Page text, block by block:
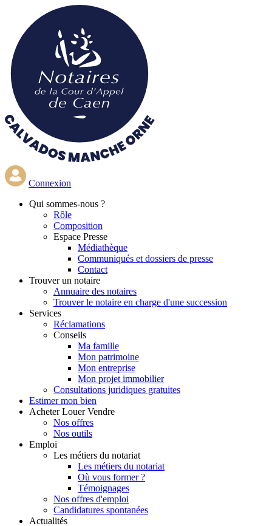
contenu
principal
Connexion
Qui sommes-nous ?
Rôle
Composition
Espace Presse
Médiathèque
Communiqués et dossiers de presse
Contact
Trouver un notaire
Annuaire des notaires
Trouver le notaire en charge d'une succession
Services
Réclamations
Conseils
Ma famille
Mon patrimoine
Mon entreprise
Mon projet immobilier
Consultations juridiques gratuites
Estimer mon bien
Acheter Louer Vendre
Nos offres
Nos outils
Emploi
Les métiers du notariat
Les métiers du notariat
Où vous former ?
Témoignages
Nos offres d'emploi
Candidatures spontanées
Actualités